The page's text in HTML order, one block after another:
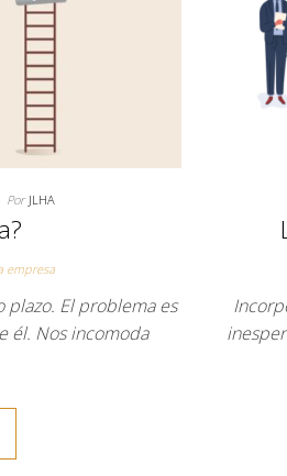
Por JLHA
empresa
plazo. El problema es
él. Nos incomoda